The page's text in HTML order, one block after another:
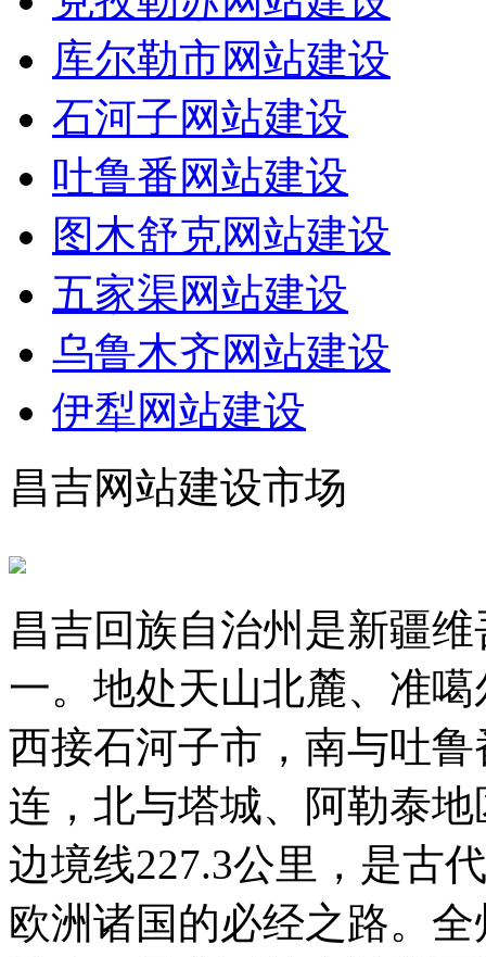
库尔勒市网站建设
石河子网站建设
吐鲁番网站建设
图木舒克网站建设
五家渠网站建设
乌鲁木齐网站建设
伊犁网站建设
昌吉网站建设市场
昌吉回族自治州是新疆
一。地处天山北麓、准
西接石河子市，南与吐
连，北与塔城、阿勒泰
边境线227.3公里，是古
欧洲诸国的必经之路。